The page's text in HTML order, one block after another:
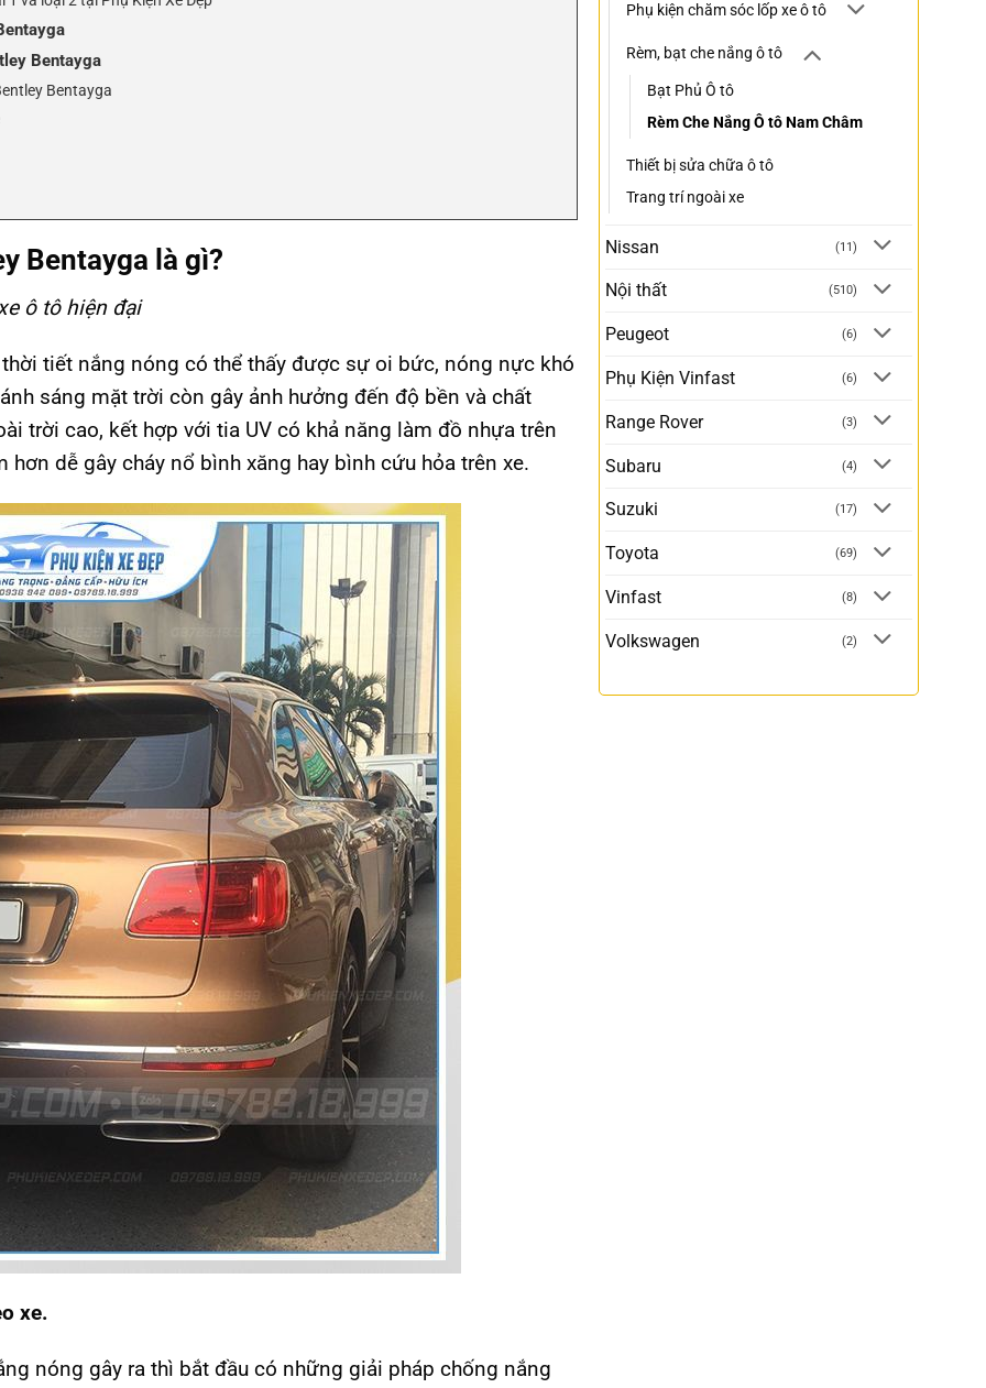
Bentayga
Bentayga
Bentayga là gì?
ô tô hiện đại
tiết nắng nóng có thể thấy được sự oi bức, nóng nực khó
sáng mặt trời còn gây ảnh hưởng đến độ bền và chất
trời cao, kết hợp với tia UV có khả năng làm đồ nhựa trên
hơn dễ gây cháy nổ bình xăng hay bình cứu hỏa trên xe.
xe.
nóng gây ra thì bắt đầu có những giải pháp chống nắng
Phụ kiện chăm sóc lốp xe ô tô
Rèm, bạt che nắng ô tô
Bạt Phủ Ô tô
Rèm Che Nắng Ô tô Nam Châm
Thiết bị sửa chữa ô tô
Trang trí ngoài xe
Nissan (11)
Nội thất (510)
Peugeot (6)
Phụ Kiện Vinfast (6)
Range Rover (3)
Subaru (4)
Suzuki (17)
Toyota (69)
Vinfast (8)
Volkswagen (2)